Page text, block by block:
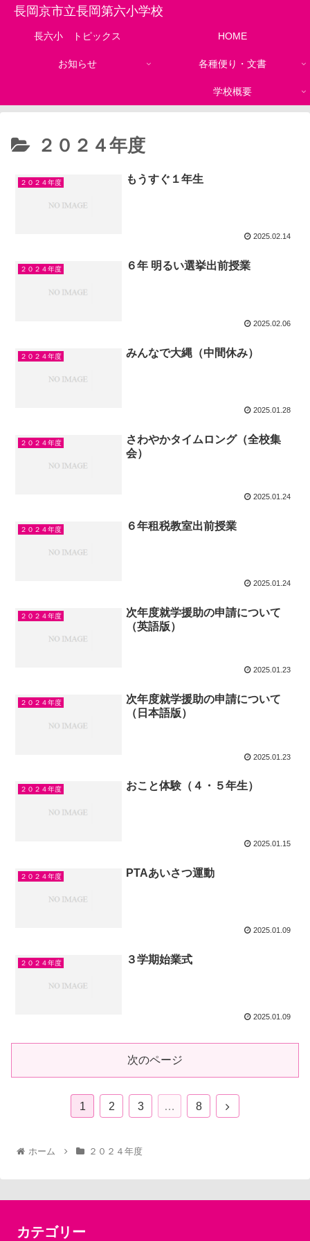
長岡京市立長岡第六小学校
長六小 トピックス HOME
お知らせ 各種便り・文書
学校概要
２０２４年度
２０２４年度 もうすぐ１年生
2025.02.14
２０２４年度 ６年 明るい選挙出前授業
2025.02.06
２０２４年度 みんなで大縄（中間休み）
2025.01.28
２０２４年度
さわやかタイムロング（全校集
会）
2025.01.24
２０２４年度 ６年租税教室出前授業
2025.01.24
２０２４年度
次年度就学援助の申請について
（英語版）
2025.01.23
２０２４年度
次年度就学援助の申請について
（日本語版）
2025.01.23
２０２４年度 おこと体験（４・５年生）
2025.01.15
２０２４年度 PTAあいさつ運動
2025.01.09
２０２４年度 ３学期始業式
2025.01.09
次のページ
1 2 3 … 8
ホーム ２０２４年度
カテゴリー